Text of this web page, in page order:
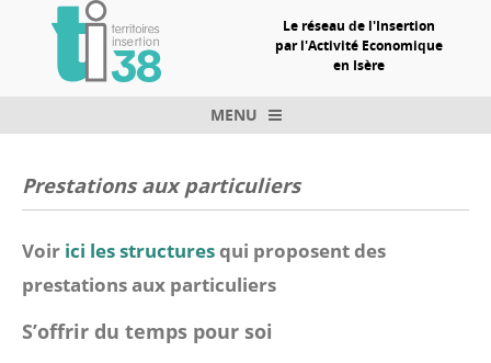
Le réseau de l'Insertion
par l'Activité Economique
en Isère
MENU
Prestations aux particuliers
Voir ici les structuresqui proposent des
prestations aux particuliers
S’offrir du temps pour soi